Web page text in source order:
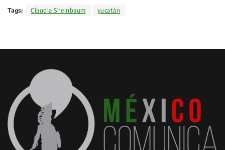
Tags: Claudia Sheinbaum yucatán